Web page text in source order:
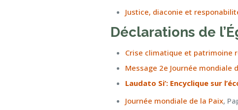
Justice, diaconie et
Déclarations de
Crise climatique et patrimoine
Message 2e Journée mondiale
Laudato Si’: Encyclique sur
Journée mondiale de la Paix,